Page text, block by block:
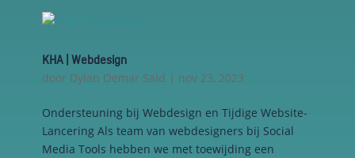
KHA | Webdesign
door Dylan Oemar Said | nov 23, 2023
Ondersteuning bij Webdesign en Tijdige Website-
Lancering Als team van webdesigners bij Social
Media Tools hebben we met toewijding een